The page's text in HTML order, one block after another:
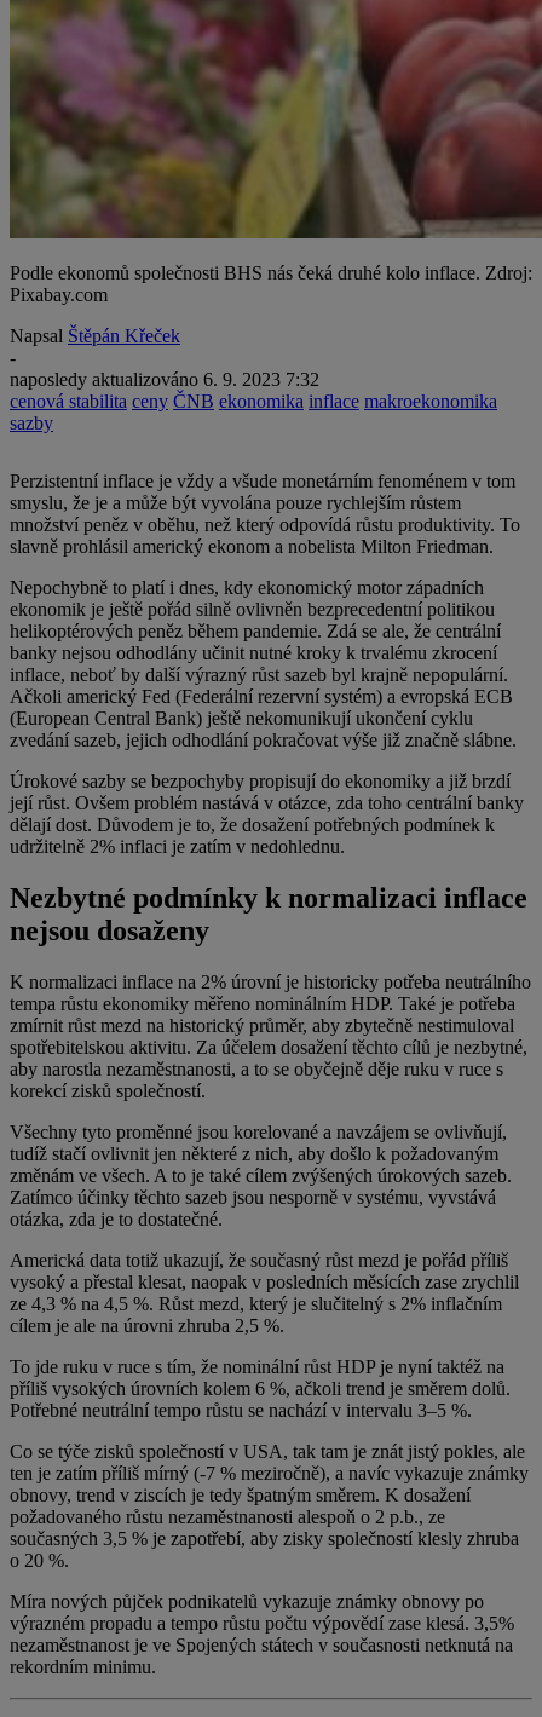
Podle ekonomů společnosti BHS nás čeká druhé kolo inflace. Zdroj:
Pixabay.com
Napsal Štěpán Křeček
-
naposledy aktualizováno 6. 9. 2023 7:32
cenová stabilita ceny ČNB ekonomika inflace makroekonomika
sazby
Perzistentní inflace je vždy a všude monetárním fenoménem v tom
smyslu, že je a může být vyvolána pouze rychlejším růstem
množství peněz v oběhu, než který odpovídá růstu produktivity. To
slavně prohlásil americký ekonom a nobelista Milton Friedman.
Nepochybně to platí i dnes, kdy ekonomický motor západních
ekonomik je ještě pořád silně ovlivněn bezprecedentní politikou
helikoptérových peněz během pandemie. Zdá se ale, že centrální
banky nejsou odhodlány učinit nutné kroky k trvalému zkrocení
inflace, neboť by další výrazný růst sazeb byl krajně nepopulární.
Ačkoli americký Fed (Federální rezervní systém) a evropská ECB
(European Central Bank) ještě nekomunikují ukončení cyklu
zvedání sazeb, jejich odhodlání pokračovat výše již značně slábne.
Úrokové sazby se bezpochyby propisují do ekonomiky a již brzdí
její růst. Ovšem problém nastává v otázce, zda toho centrální banky
dělají dost. Důvodem je to, že dosažení potřebných podmínek k
udržitelně 2% inflaci je zatím v nedohlednu.
Nezbytné podmínky k normalizaci inflace
nejsou dosaženy
K normalizaci inflace na 2% úrovní je historicky potřeba neutrálního
tempa růstu ekonomiky měřeno nominálním HDP. Také je potřeba
zmírnit růst mezd na historický průměr, aby zbytečně nestimuloval
spotřebitelskou aktivitu. Za účelem dosažení těchto cílů je nezbytné,
aby narostla nezaměstnanosti, a to se obyčejně děje ruku v ruce s
korekcí zisků společností.
Všechny tyto proměnné jsou korelované a navzájem se ovlivňují,
tudíž stačí ovlivnit jen některé z nich, aby došlo k požadovaným
změnám ve všech. A to je také cílem zvýšených úrokových sazeb.
Zatímco účinky těchto sazeb jsou nesporně v systému, vyvstává
otázka, zda je to dostatečné.
Americká data totiž ukazují, že současný růst mezd je pořád příliš
vysoký a přestal klesat, naopak v posledních měsících zase zrychlil
ze 4,3 % na 4,5 %. Růst mezd, který je slučitelný s 2% inflačním
cílem je ale na úrovni zhruba 2,5 %.
To jde ruku v ruce s tím, že nominální růst HDP je nyní taktéž na
příliš vysokých úrovních kolem 6 %, ačkoli trend je směrem dolů.
Potřebné neutrální tempo růstu se nachází v intervalu 3–5 %.
Co se týče zisků společností v USA, tak tam je znát jistý pokles, ale
ten je zatím příliš mírný (-7 % meziročně), a navíc vykazuje známky
obnovy, trend v ziscích je tedy špatným směrem. K dosažení
požadovaného růstu nezaměstnanosti alespoň o 2 p.b., ze
současných 3,5 % je zapotřebí, aby zisky společností klesly zhruba
o 20 %.
Míra nových půjček podnikatelů vykazuje známky obnovy po
výrazném propadu a tempo růstu počtu výpovědí zase klesá. 3,5%
nezaměstnanost je ve Spojených státech v současnosti netknutá na
rekordním minimu.